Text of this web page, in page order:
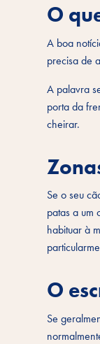
O
A boa
precisa de
A palavra
porta da
cheirar.
Se o seu
patas a um
habituar à
O
Se